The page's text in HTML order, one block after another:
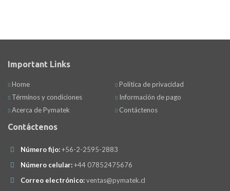
Important Links
Home
Política de privacidad
Términos y condiciones
Información de pago
Acerca de Pymatek
Contáctenos
Contáctenos
Número fijo:+56-2-2595-2883
Número celular:+44 07852475676
Correo electrónico:ventas@pymatek.cl